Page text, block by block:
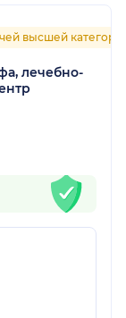
высшей
лечебно-